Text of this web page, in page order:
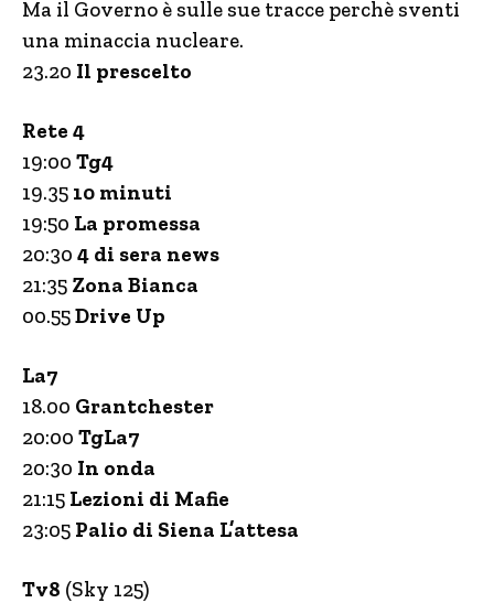
Ma il Governo è sulle sue tracce perchè sventi
una minaccia nucleare.
23.20 Il prescelto
Rete 4
19:00 Tg4
19.35 10 minuti
19:50 La promessa
20:30 4 di sera news
21:35 Zona Bianca
00.55Drive Up
La7
18.00 Grantchester
20:00 TgLa7
20:30 In onda
21:15 Lezioni di Mafie
23:05 Palio di Siena L’attesa
Tv8 (Sky 125)